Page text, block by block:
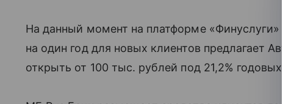
На данный момент на платформе «Финуслуги»
на один год для новых клиентов предлагает
открыть от 100 тыс. рублей под 21,2% годовых.